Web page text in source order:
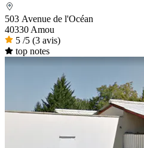
503 Avenue de l'Océan
40330 Amou
5 /5 (3 avis)
top notes